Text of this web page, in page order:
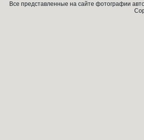
Все представленные на сайте фотографии